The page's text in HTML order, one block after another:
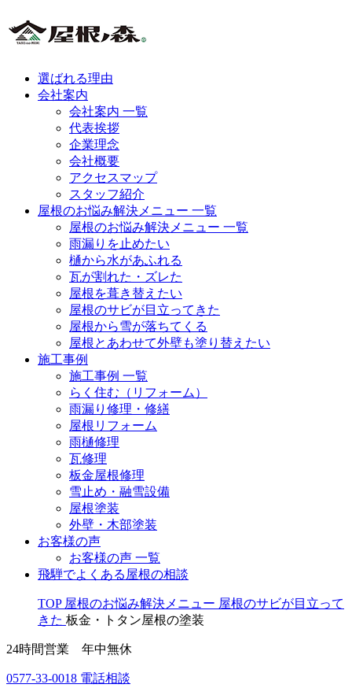
選ばれる理由
会社案内
会社案内 一覧
代表挨拶
企業理念
会社概要
アクセスマップ
スタッフ紹介
屋根のお悩み解決メニュー 一覧
屋根のお悩み解決メニュー 一覧
雨漏りを止めたい
樋から水があふれる
瓦が割れた・ズレた
屋根を葺き替えたい
屋根のサビが目立ってきた
屋根から雪が落ちてくる
屋根とあわせて外壁も塗り替えたい
施工事例
施工事例 一覧
らく住む（リフォーム）
雨漏り修理・修繕
屋根リフォーム
雨樋修理
瓦修理
板金屋根修理
雪止め・融雪設備
屋根塗装
外壁・木部塗装
お客様の声
お客様の声 一覧
飛騨でよくある屋根の相談
TOP 屋根のお悩み解決メニュー 屋根のサビが目立って
きた 板金・トタン屋根の塗装
24時間営業 年中無休
0577-33-0018 電話相談